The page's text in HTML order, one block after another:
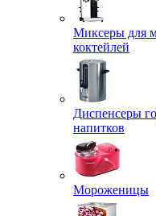
Миксеры для
коктейлей
Диспенсеры
напитков
Мороженицы